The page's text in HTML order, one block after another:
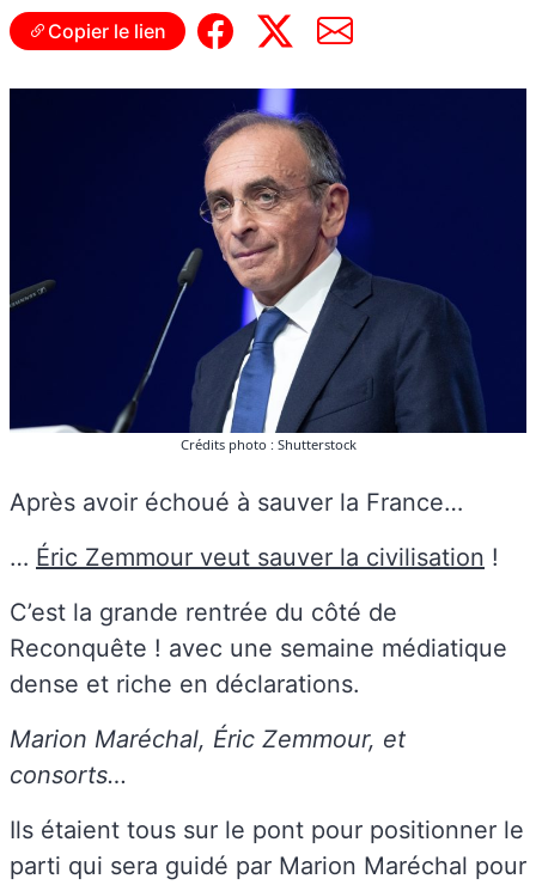
Copier le lien
Crédits photo : Shutterstock
Après avoir échoué à sauver la France…
… Éric Zemmour veut sauver la civilisation !
C’est la grande rentrée du côté de
Reconquête ! avec une semaine médiatique
dense et riche en déclarations.
Marion Maréchal, Éric Zemmour, et
consorts…
Ils étaient tous sur le pont pour positionner le
parti qui sera guidé par Marion Maréchal pour